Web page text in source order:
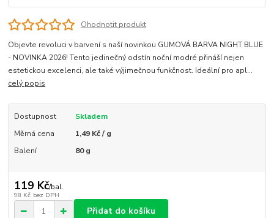
Ohodnotit produkt
Objevte revoluci v barvení s naší novinkou GUMOVÁ BARVA NIGHT BLUE
- NOVINKA 2026! Tento jedinečný odstín noční modré přináší nejen
estetickou excelenci, ale také výjimečnou funkčnost. Ideální pro apl...
celý popis
Dostupnost
Skladem
Měrná cena
1,49 Kč / g
Balení
80 g
119 Kč/bal.
98 Kč bez DPH
Přidat do košíku